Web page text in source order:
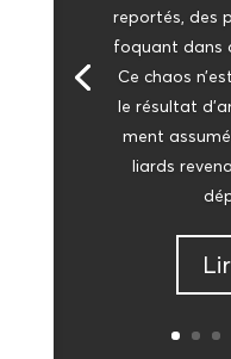
repor­tés, des
fo­quant dans
Ce chaos
le résul­tat
ment
liards